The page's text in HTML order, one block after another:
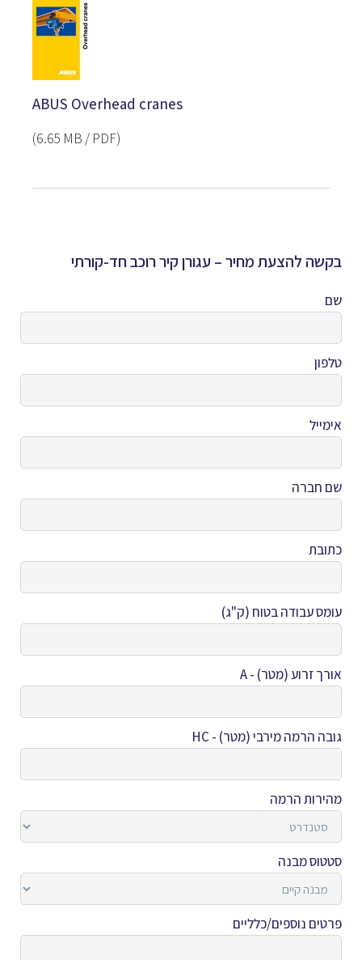
ABUS Overhead cranes
(‎6.65 MB / PDF)
בקשה להצעת מחיר – עגורן קיר רוכב חד-קורתי
שם
טלפון
אימייל
שם חברה
כתובת
עומס עבודה בטוח (ק"ג)
אורך זרוע (מטר) - A
גובה הרמה מירבי (מטר) - HC
מהירות הרמה
סטטוס מבנה
פרטים נוספים/כלליים